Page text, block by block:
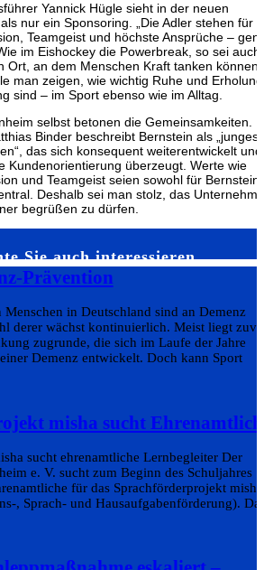
Yannick Hügle sieht in der neuen
nur ein Sponsoring. „Die Adler stehen für
Teamgeist und höchste Ansprüche –
im Eishockey die Powerbreak, so sei auch
Ort, an dem Menschen Kraft tanken
man zeigen, wie wichtig Ruhe und Erholung
sind – im Sport ebenso wie im Alltag.
selbst betonen die Gemeinsamkeiten.
Binder beschreibt Bernstein als „junges,
das sich konsequent weiterentwickelt
Kundenorientierung überzeugt. Werte wie
und Teamgeist seien sowohl für Bernstein
Deshalb sei man stolz, das
begrüßen zu dürfen.
Sie auch interessieren…
Prävention
in Deutschland sind an Demenz
derer wächst kontinuierlich. Meist liegt
zugrunde, die sich im Laufe der Jahre
Demenz entwickelt. Doch kann Sport
misha sucht
sucht ehrenamtliche Lernbegleiter Der
e. V. sucht zum Beginn des Schuljahres
für das Sprachförderprojekt misha
, Sprach- und Hausaufgabenförderung).